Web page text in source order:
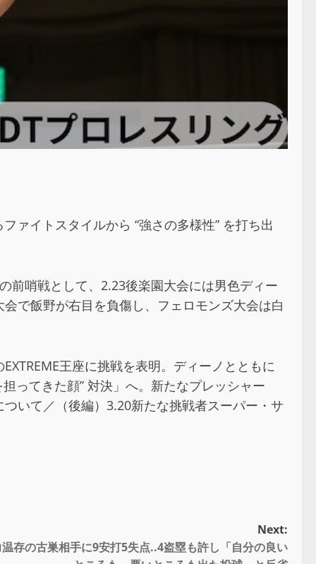
ァイトスタイルから “強さの多様性” を打ち出
前哨戦として、2.23後楽園大会には男色ディー
で飯野が右目を負傷し、フェロモンズ大会は白
王座に挑戦を表明。ディーノとともに
ってきた顔” 対決」へ。新たなプレッシャー
いて／（後編）3.20新たな挑戦者スーパー・サ
Next:
存の古巣相手に9安打5失点..4盗塁も許し「自分の良い